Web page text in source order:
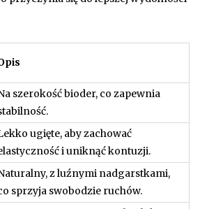
szerokość bioder, co zapewnia
ugięte, aby zachować
i uniknąć kontuzji.
z luźnymi nadgarstkami,
sprzyja swobodzie ruchów.